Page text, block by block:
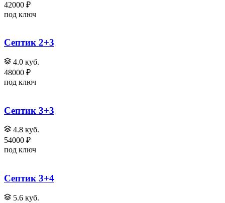
42000 ₽
под ключ
Септик 2+3
4.0 куб.
48000 ₽
под ключ
Септик 3+3
4.8 куб.
54000 ₽
под ключ
Септик 3+4
5.6 куб.